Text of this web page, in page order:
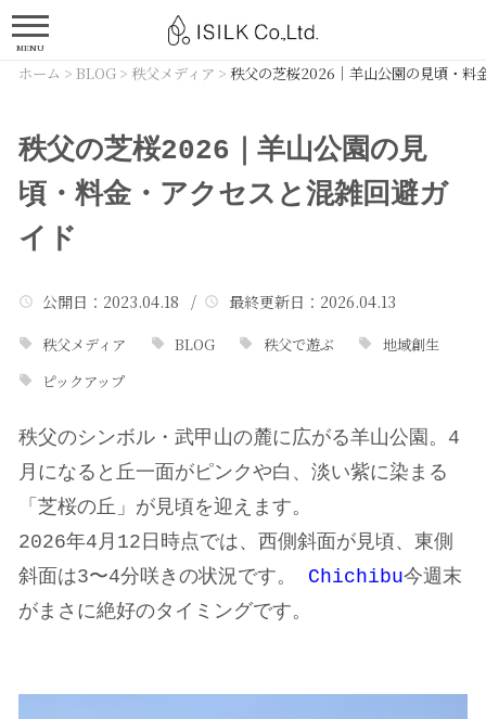
MENU
ホーム > BLOG> 秩父メディア > 秩父の芝桜2026｜羊山公園の見頃・料
秩父の芝桜2026｜羊山公園の見
頃・料金・アクセスと混雑回避ガ
イド
公開日 ：2023.04.18 / 最終更新日 ：2026.04.13
秩父メディア BLOG 秩父で遊ぶ
地域創生
ピックアップ
秩父のシンボル・武甲山の麓に広がる羊山公園。4
月になると丘一面がピンクや白、淡い紫に染まる
「芝桜の丘」が見頃を迎えます。
2026年4月12日時点では、西側斜面が見頃、東側
斜面は3〜4分咲きの状況です。 Chichibu今週末
がまさに絶好のタイミングです。